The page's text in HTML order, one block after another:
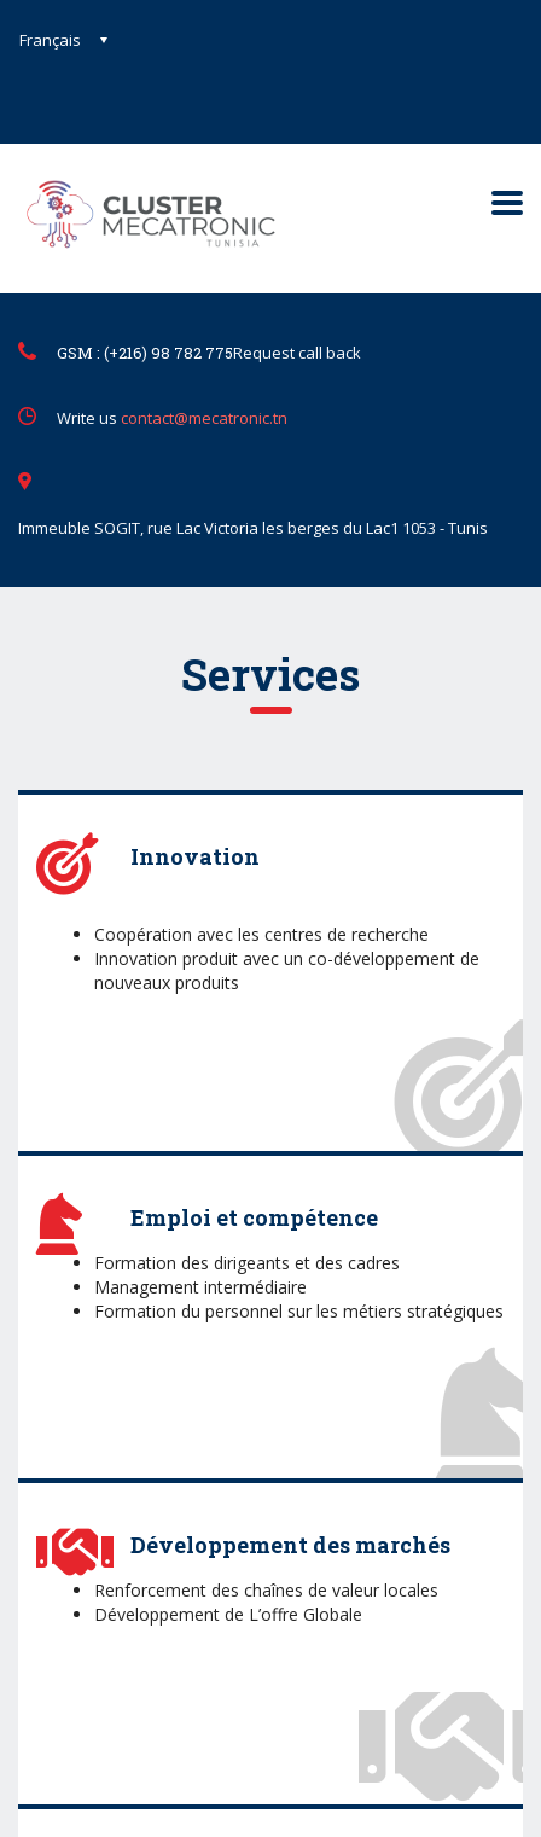
Français
GSM : (+216) 98 782 775Request call back
Write us contact@mecatronic.tn
Immeuble SOGIT, rue Lac Victoria les berges du Lac1 1053 - Tunis
Services
Innovation
Coopération avec les centres de recherche
Innovation produit avec un co-développement de
nouveaux produits
Emploi et compétence
Formation des dirigeants et des cadres
Management intermédiaire
Formation du personnel sur les métiers stratégiques
Développement des marchés
Renforcement des chaînes de valeur locales
Développement de L’offre Globale